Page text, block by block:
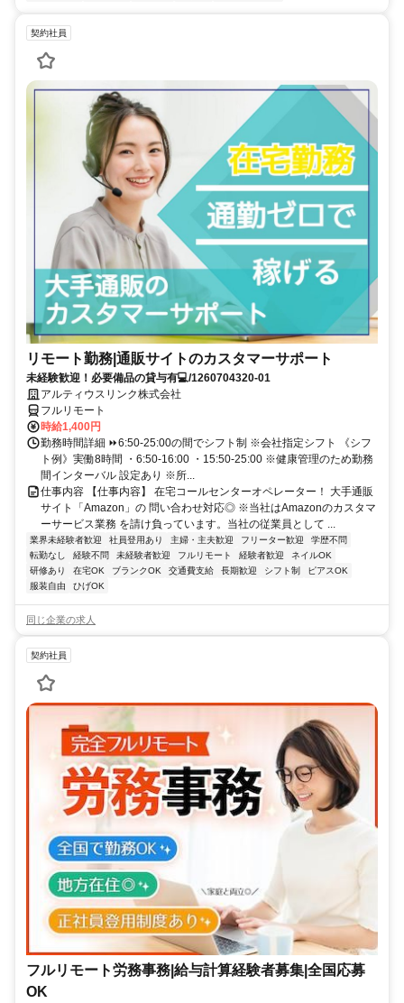
契約社員
リモート勤務|通販サイトのカスタマーサポート
未経験歓迎！必要備品の貸与有💻/1260704320-01
アルティウスリンク株式会社
フルリモート
時給1,400円
勤務時間詳細 ⏩6:50-25:00の間でシフト制 ※会社指定シフト 《シフ
ト例》実働8時間 ・6:50-16:00 ・15:50-25:00 ※健康管理のため勤務
間インターバル 設定あり ※所...
仕事内容 【仕事内容】 在宅コールセンターオペレーター！ 大手通販
サイト「Amazon」の 問い合わせ対応◎ ※当社はAmazonのカスタマ
ーサービス業務 を請け負っています。当社の従業員として ...
業界未経験者歓迎 社員登用あり 主婦・主夫歓迎 フリーター歓迎
学歴不問
転勤なし
経験不問 未経験者歓迎 フルリモート 経験者歓迎
ネイルOK
研修あり
在宅OK ブランクOK 交通費支給 長期歓迎 シフト制
ピアスOK
服装自由
ひげOK
同じ企業の求人
契約社員
フルリモート労務事務|給与計算経験者募集|全国応募
OK